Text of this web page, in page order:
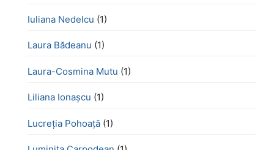
Iuliana Nedelcu (1)
Laura Bădeanu (1)
Laura-Cosmina Mutu (1)
Liliana Ionașcu (1)
Lucreţia Pohoaţă (1)